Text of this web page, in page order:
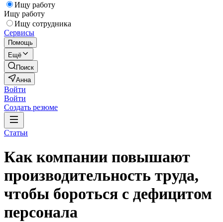
Ищу работу
Ищу работу
Ищу сотрудника
Сервисы
Помощь
Ещё
Поиск
Анна
Войти
Войти
Создать резюме
Статьи
Как компании повышают
производительность труда,
чтобы бороться с дефицитом
персонала